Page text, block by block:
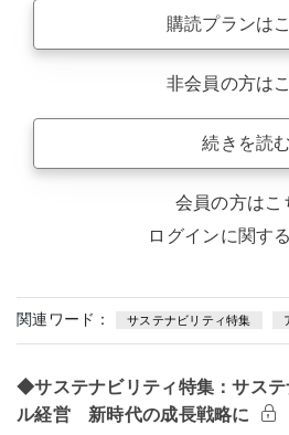
購読プランは
非会員の方は
続きを読む
会員の方はこ
ログインに関す
関連ワード： サステナビリティ特集
◆サステナビリティ特集：サステ
ル経営 新時代の成長戦略に